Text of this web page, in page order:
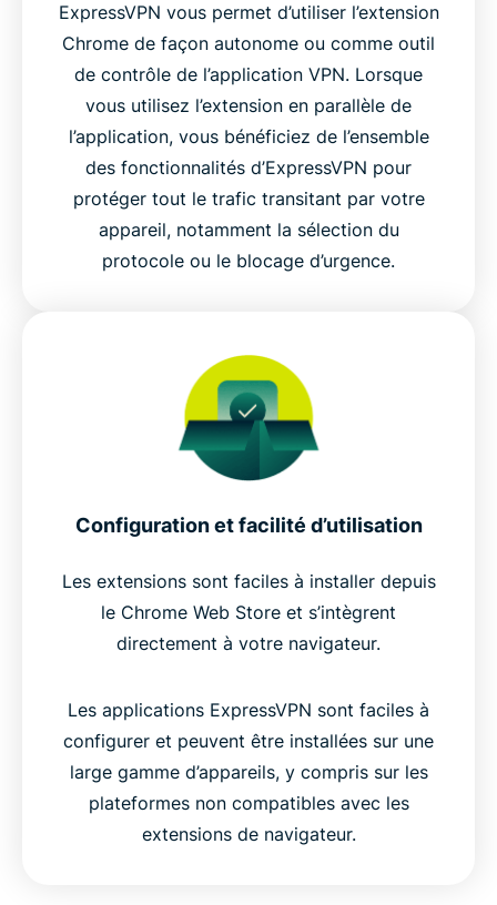
ExpressVPN vous permet d’utiliser l’extension
Chrome de façon autonome ou comme outil
de contrôle de l’application VPN. Lorsque
vous utilisez l’extension en parallèle de
l’application, vous bénéficiez de l’ensemble
des fonctionnalités d’ExpressVPN pour
protéger tout le trafic transitant par votre
appareil, notamment la sélection du
protocole ou le blocage d’urgence.
Configuration et facilité d’utilisation
Les extensions sont faciles à installer depuis
le Chrome Web Store et s’intègrent
directement à votre navigateur.
Les applications ExpressVPN sont faciles à
configurer et peuvent être installées sur une
large gamme d’appareils, y compris sur les
plateformes non compatibles avec les
extensions de navigateur.